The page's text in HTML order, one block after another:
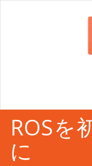
ROSを
に